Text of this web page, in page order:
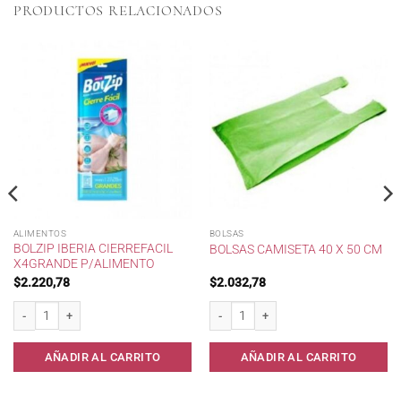
PRODUCTOS RELACIONADOS
ALIMENTOS
BOLZIP IBERIA CIERREFACIL
X4GRANDE P/ALIMENTO
$2.220,78
Bolzip IBERIA CierreFacil x4Grande p/Alimento cantidad
AÑADIR AL CARRITO
BOLSAS
BOLSAS CAMISETA 40 X 50 CM
$2.032,78
Bolsas camiseta 40 x 50 cm cantidad
AÑADIR AL CARRITO
cantidad